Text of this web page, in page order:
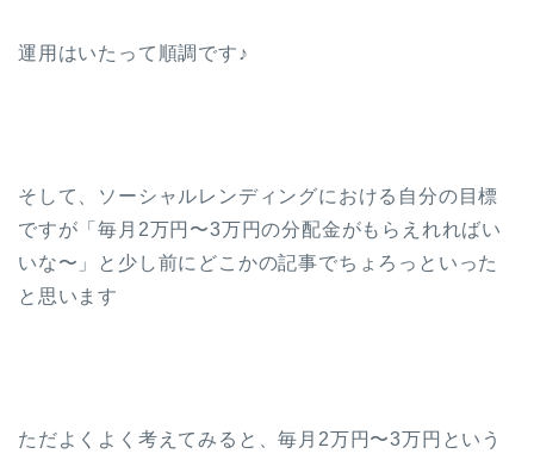
運用はいたって順調です♪
そして、ソーシャルレンディングにおける自分の目標
ですが「毎月2万円〜3万円の分配金がもらえれればい
いな〜」と少し前にどこかの記事でちょろっといった
と思います
ただよくよく考えてみると、毎月2万円〜3万円という